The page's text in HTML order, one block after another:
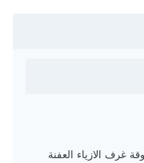
غرف الازياء العفنة